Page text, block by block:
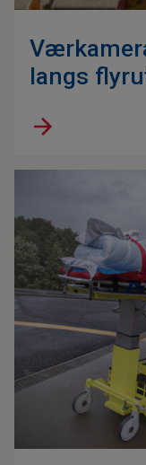
langs